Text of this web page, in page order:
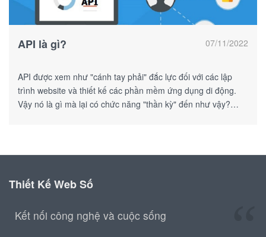
07/11/2022
API là gì?
API được xem như "cánh tay phải" đắc lực đối với các lập
trình website và thiết kế các phần mềm ứng dụng di động.
Vậy nó là gì mà lại có chức năng "thần kỳ" đến như vậy?
Thiết Kế Web Số
Kết nối công nghệ và cuộc sống